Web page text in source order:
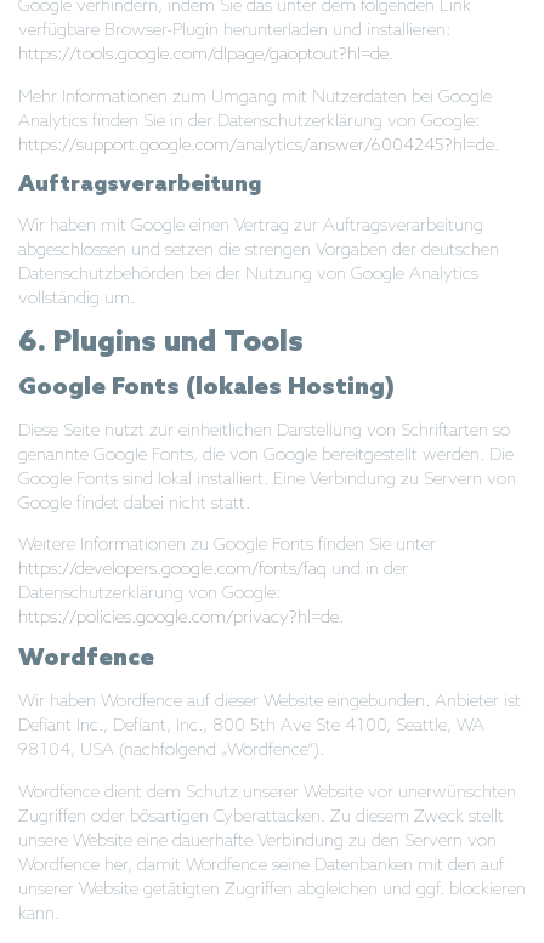
Google verhindern, indem Sie das unter dem folgenden Link
verfügbare Browser-Plugin herunterladen und installieren:
https://tools.google.com/dlpage/gaoptout?hl=de.
Mehr Informationen zum Umgang mit Nutzerdaten bei Google
Analytics finden Sie in der Datenschutzerklärung von Google:
https://support.google.com/analytics/answer/6004245?hl=de.
Auftragsverarbeitung
Wir haben mit Google einen Vertrag zur Auftragsverarbeitung
abgeschlossen und setzen die strengen Vorgaben der deutschen
Datenschutzbehörden bei der Nutzung von Google Analytics
vollständig um.
6. Plugins und Tools
Google Fonts (lokales Hosting)
Diese Seite nutzt zur einheitlichen Darstellung von Schriftarten so
genannte Google Fonts, die von Google bereitgestellt werden. Die
Google Fonts sind lokal installiert. Eine Verbindung zu Servern von
Google findet dabei nicht statt.
Weitere Informationen zu Google Fonts finden Sie unter
https://developers.google.com/fonts/faq und in der
Datenschutzerklärung von Google:
https://policies.google.com/privacy?hl=de.
Wordfence
Wir haben Wordfence auf dieser Website eingebunden. Anbieter ist
Defiant Inc., Defiant, Inc., 800 5th Ave Ste 4100, Seattle, WA
98104, USA (nachfolgend „Wordfence“).
Wordfence dient dem Schutz unserer Website vor unerwünschten
Zugriffen oder bösartigen Cyberattacken. Zu diesem Zweck stellt
unsere Website eine dauerhafte Verbindung zu den Servern von
Wordfence her, damit Wordfence seine Datenbanken mit den auf
unserer Website getätigten Zugriffen abgleichen und ggf. blockieren
kann.